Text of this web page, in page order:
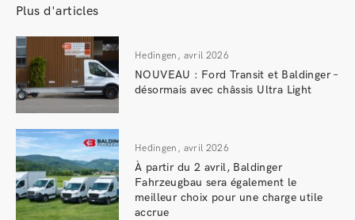
Plus d'articles
Hedingen, avril 2026
NOUVEAU : Ford Transit et Baldinger –
désormais avec châssis Ultra Light
Hedingen, avril 2026
À partir du 2 avril, Baldinger
Fahrzeugbau sera également le
meilleur choix pour une charge utile
accrue